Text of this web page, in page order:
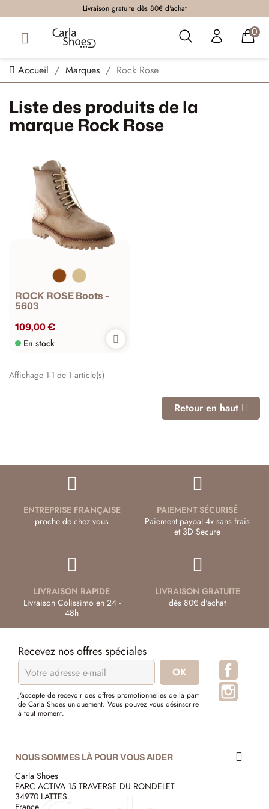
Livraison gratuite dès 80€ d'achat
0
Accueil Marques Rock Rose
Liste des produits de la
marque Rock Rose
ROCK ROSE Boots -
5603
109,00 €
En stock
Affichage 1-1 de 1 article(s)
Retour en haut
ENTREPRISE FRANÇAISE
proche de chez vous
PAIEMENT SÉCURISÉ
Paiement paypal 4x sans frais
et 3D Secure
LIVRAISON RAPIDE
Livraison Colissimo en 24 -
48h
LIVRAISON GRATUITE
dès 80€ d'achat
Recevez nos offres spéciales
J'accepte de recevoir des offres promotionnelles de la part
de Carla Shoes uniquement. Vous pouvez vous désinscrire
à tout moment.
NOUS SOMMES LÀ POUR VOUS AIDER
Carla Shoes
PARC ACTIVA 15 TRAVERSE DU RONDELET
34970 LATTES